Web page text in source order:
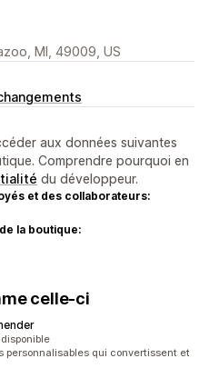
MI, 49009, US
aux données suivantes
Comprendre pourquoi en
du développeur.
et des collaborateurs:
la boutique:
celle-ci
personnalisables qui convertissent et